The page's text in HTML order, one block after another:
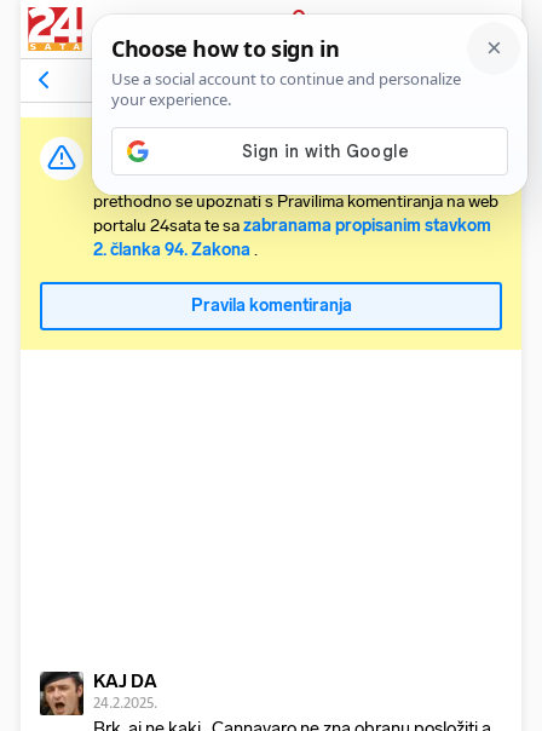
PRIJAVA
Odgovori na komentar Vidi članak
Važna obavijest:
Svaki korisnik koji želi komentirati članke obvezan je
prethodno se upoznati s Pravilima komentiranja na web
portalu 24sata te sazabranama propisanim stavkom
2. članka 94. Zakona .
Pravila komentiranja
KAJ DA
24.2.2025.